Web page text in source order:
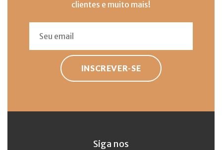
clientes e muito mais!
INSCREVER-SE
Siga nos